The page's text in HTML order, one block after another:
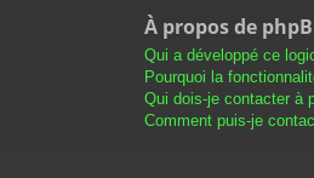
À propos de
Qui a développé ce
Pourquoi la
Qui dois-je contacter à
Comment puis-je